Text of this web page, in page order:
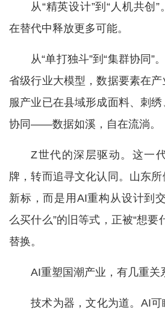
从“精英设计”到“人机共创
在替代中释放更多可能。
从“单打独斗”到“集群协同”
省级行业大模型，数据要素在
服产业已在县域形成面料、刺
协同——数据如溪，自在流淌。
Z世代的深层驱动。这一
牌，转而追寻文化认同。山东
新标，而是用AI重构从设计到
么买什么”的旧等式，正被“想要
替换。
AI重塑国潮产业，有几重关
技术为器，文化为道。AI可